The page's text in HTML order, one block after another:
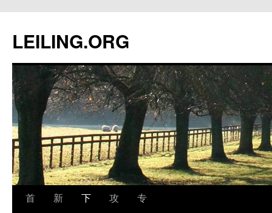
文
LEILING.ORG
首
新
下
攻
专